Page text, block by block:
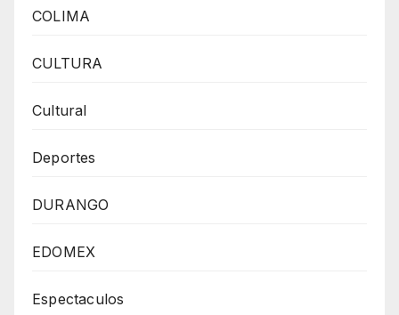
COLIMA
CULTURA
Cultural
Deportes
DURANGO
EDOMEX
Espectaculos